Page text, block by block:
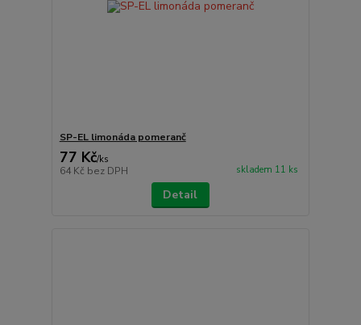
SP-EL limonáda pomeranč
77 Kč/ks
64 Kč bez DPH skladem 11 ks
Detail